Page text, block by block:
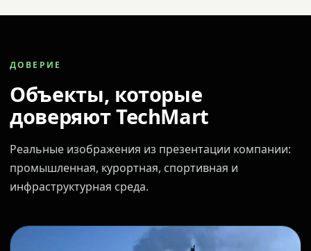
ДОВЕРИЕ
Объекты, которые
доверяют TechMart
Реальные изображения из презентации компании:
промышленная, курортная, спортивная и
инфраструктурная среда.